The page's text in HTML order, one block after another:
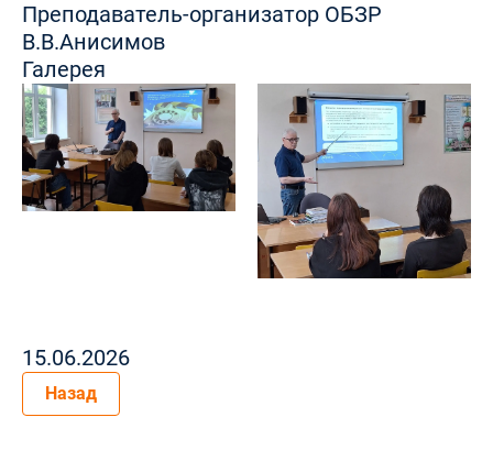
Преподаватель-организатор ОБЗР
В.В.Анисимов
Галерея
15.06.2026
Назад